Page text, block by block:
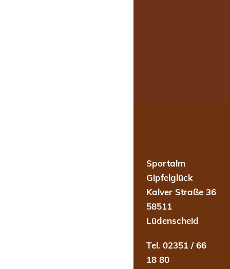
Sportalm
Gipfelglück
Kalver Straße 36
58511
Lüdenscheid
Tel. 02351 / 66
18 80